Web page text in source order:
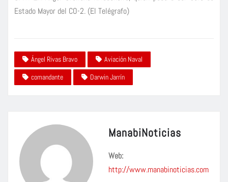
Estado Mayor del CO-2. (El Telégrafo)
Ángel Rivas Bravo
Aviación Naval
comandante
Darwin Jarrín
ManabiNoticias
Web:
http://www.manabinoticias.com